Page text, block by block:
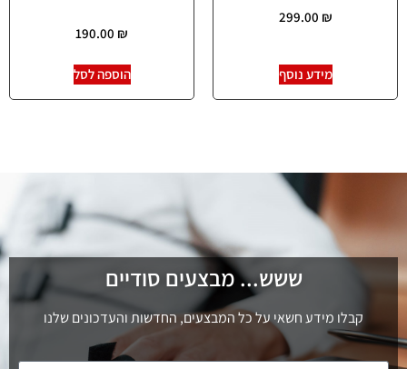
299.00 ₪
מידע נוסף
190.00 ₪
הוספה לסל
ששש... מבצעים סודיים
קבלו מידע חשאי על כל המבצעים, החדשות והעדכונים שלנו